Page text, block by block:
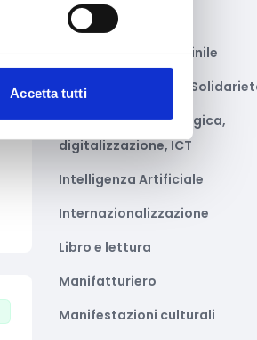
Accetta tutti
Impianti sportivi
Imprenditoria femminile
Inclusione Sociale e
Innovazione tecnologica,
digitalizzazione, ICT
Intelligenza Artificiale
Internazionalizzazione
Libro e lettura
Manifatturiero
Manifestazioni culturali